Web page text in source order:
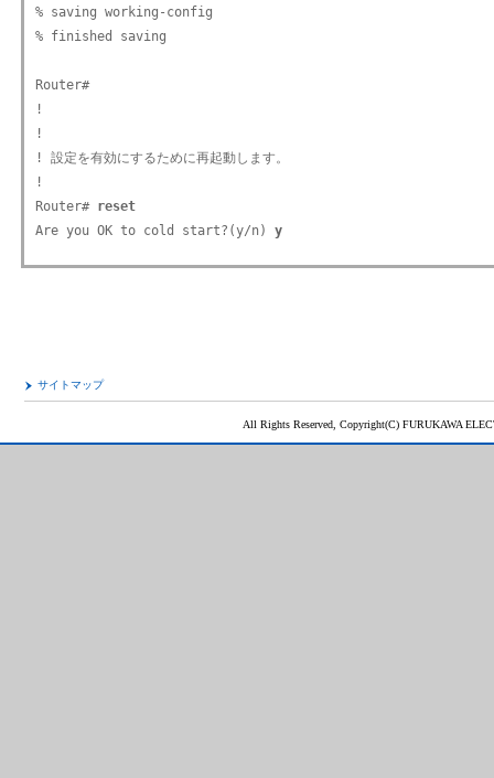
% saving working-config
% finished saving
Router#
!
!
! 設定を有効にするために再起動します。
!
Router# reset
Are you OK to cold start?(y/n) y
サイトマップ
All Rights Reserved, Copyright(C) FURUKAWA